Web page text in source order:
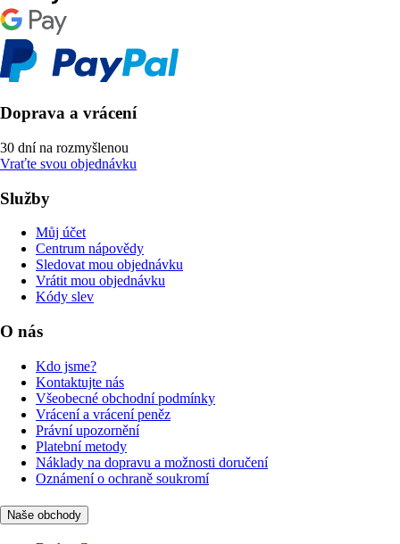
Doprava a vrácení
30 dní na rozmyšlenou
Vraťte svou objednávku
Služby
Můj účet
Centrum nápovědy
Sledovat mou objednávku
Vrátit mou objednávku
Kódy slev
O nás
Kdo jsme?
Kontaktujte nás
Všeobecné obchodní podmínky
Vrácení a vrácení peněz
Právní upozornění
Platební metody
Náklady na dopravu a možnosti doručení
Oznámení o ochraně soukromí
Naše obchody